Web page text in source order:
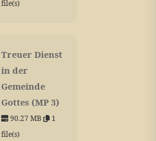
file(s)
Treuer Dienst
in der
Gemeinde
Gottes (MP 3)
90.27 MB
1
file(s)